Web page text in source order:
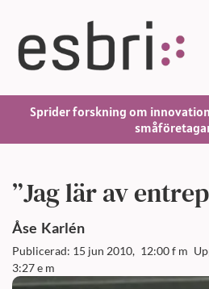
Sprider forskning om
”Jag lär av
Åse Karlén
Publicerad: 15 jun 2010, 12:00 f m
3:27 e m